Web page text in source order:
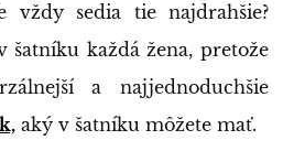
vždy sedia tie najdrahšie?
šatníku každá žena, pretože
a najjednoduchšie
aký v šatníku môžete mať.